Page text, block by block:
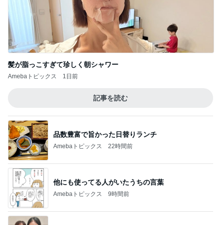
髪が脂っこすぎて珍しく朝シャワー
Amebaトピックス 1日前
記事を読む
品数豊富で旨かった日替りランチ
Amebaトピックス 22時間前
他にも使ってる人がいたうちの言葉
Amebaトピックス 9時間前